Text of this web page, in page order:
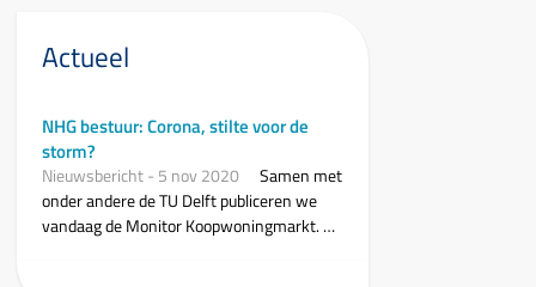
Actueel
NHG bestuur: Corona, stilte voor de
storm?
Nieuwsbericht- 5 nov 2020
Samen met
onder andere de TU Delft publiceren we
vandaag de Monitor Koopwoningmarkt. Uit